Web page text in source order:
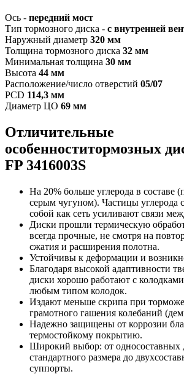
Ось - передний мост
Тип тормозного диска - с внутренней
Наружный диаметр 320 мм
Толщина тормозного диска 32 мм
Минимальная толщина 30 мм
Высота 44 мм
Расположение/число отверстий 05/07
PCD 114,3 мм
Диаметр ЦО 69 мм
Отличительные
особенноститормозных
FP 3416003S
На 20% больше углерода в составе
серым чугуном). Частицы углерода
собой как сеть усиливают связи
Диски прошли термическую
всегда прочные, не смотря на
сжатия и расширения полотна.
Устойчивы к деформации и
Благодаря высокой адаптивности
диски хорошо работают с
любым типом колодок.
Издают меньше скрипа при
грамотного гашения колебаний
Надежно защищены от коррозии
термостойкому покрытию.
Широкий выбор: от односоставных
стандартного размера до
суппорты.